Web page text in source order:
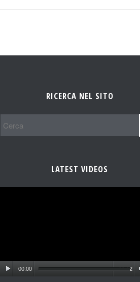
RICERCA NEL SITO
LATEST VIDEOS
00:00 10:12